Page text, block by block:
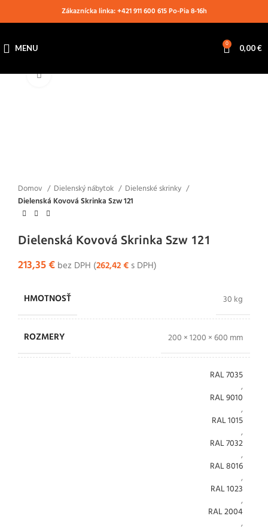
Zákaznícka linka: +421 911 600 615 Po-Pia 8-16h
MENU 0 0,00€
Klikni pre zväčšenie
Domov Dielenský nábytok
Dielenské skrinky
Dielenská Kovová Skrinka Szw 121
Dielenská Kovová Skrinka Szw 121
213,35€ bez DPH (262,42€ s DPH)
HMOTNOSŤ 30 kg
ROZMERY 200 × 1200 × 600 mm
RAL 7035
,
RAL 9010
,
RAL 1015
,
RAL 7032
,
RAL 8016
,
RAL 1023
,
RAL 2004
,